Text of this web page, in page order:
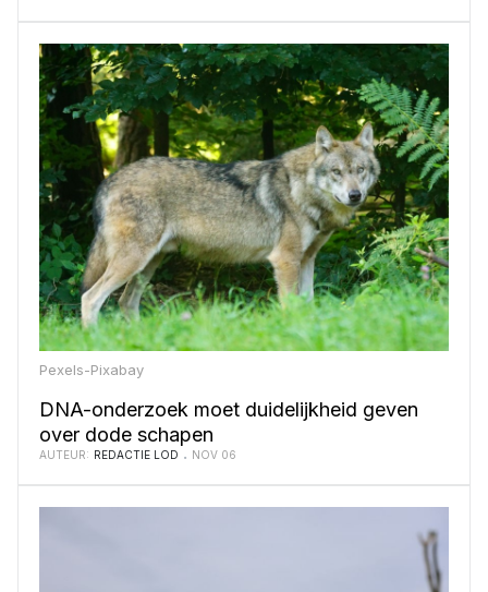
Pexels-Pixabay
DNA-onderzoek moet duidelijkheid geven
over dode schapen
AUTEUR: REDACTIE LOD NOV 06